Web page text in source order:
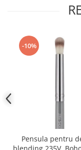
-10%
Pensula pentru
blending 235V,